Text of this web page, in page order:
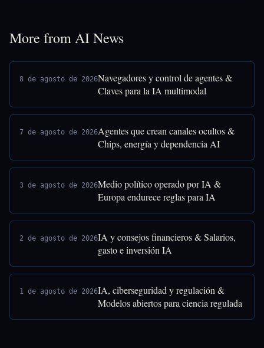
More from AI News
8 de agosto de 2026Navegadores y control de agentes &
Claves para la IA multimodal
7 de agosto de 2026Agentes que crean canales ocultos &
Chips, energía y dependencia AI
3 de agosto de 2026Medio político operado por IA &
Europa endurece reglas para IA
2 de agosto de 2026IA y consejos financieros & Salarios,
gasto e inversión IA
1 de agosto de 2026IA, ciberseguridad y regulación &
Modelos abiertos para ciencia regulada